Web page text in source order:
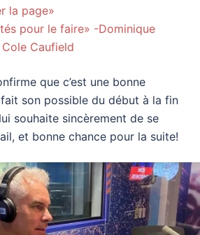
la page»
pour le faire» -Dominique
Caufield
que c’est une bonne
fait son possible du début à la fin
souhaite sincèrement de se
et bonne chance pour la suite!